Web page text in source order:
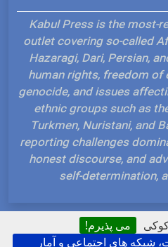
می پذیرم!
شبکه های اجتماعی و آمار
Kabul Press is the most-
outlet covering so-called
Hazaragi, Dari, Persian,
human rights, freedom of
genocide, and issues
ethnic groups such as
Turkmen, Nuristani, and
reporting challenges
honest discourse, and
self-determination,
Hosted and